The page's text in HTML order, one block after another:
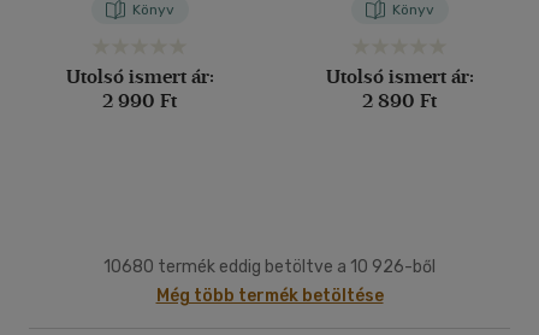
Könyv
Utolsó ismert ár:
2 990 Ft
Könyv
Utolsó ismert ár:
2 890 Ft
10680 termék eddig betöltve a 10 926-ből
Még több termék betöltése